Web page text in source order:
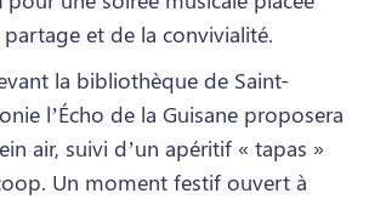
et de la convivialité.
la bibliothèque de Saint-
l’Écho de la Guisane proposera
air, suivi d’un apéritif « tapas »
Un moment festif ouvert à